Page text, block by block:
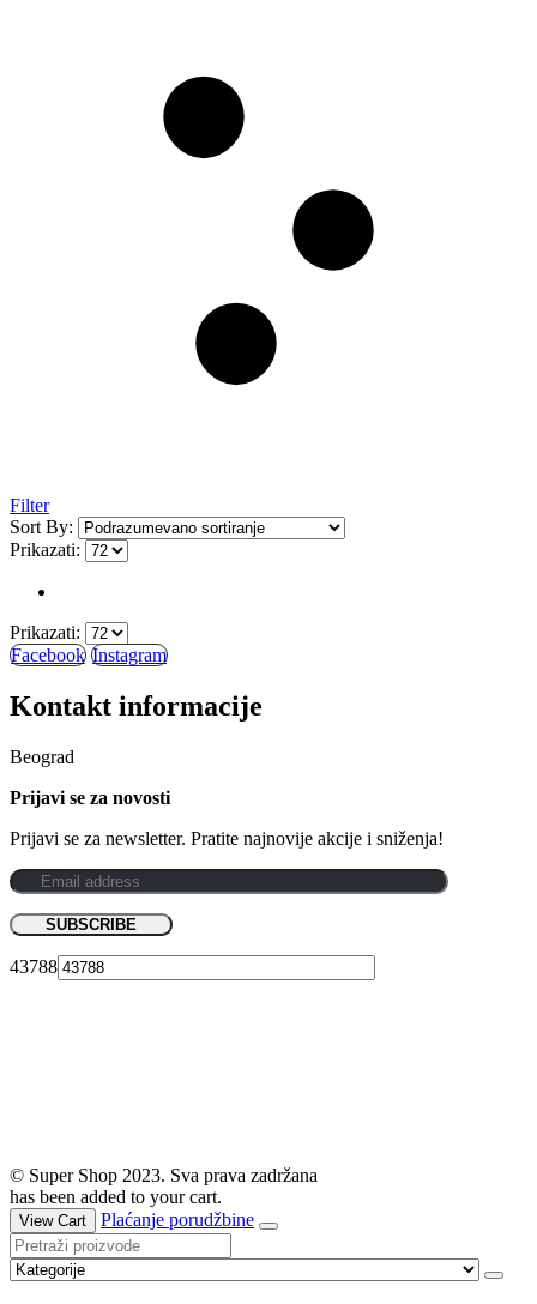
Filter
Sort By:
Prikazati:
Prikazati:
Facebook Instagram
Kontakt informacije
Beograd
Prijavi se za novosti
Prijavi se za newsletter. Pratite najnovije akcije i sniženja!
43788
© Super Shop 2023. Sva prava zadržana
has been added to your cart.
View Cart Plaćanje porudžbine